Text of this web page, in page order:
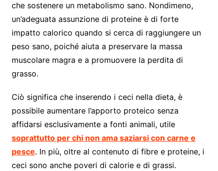
che sostenere un metabolismo sano. Nondimeno,
un’adeguata assunzione di proteine è di forte
impatto calorico quando si cerca di raggiungere un
peso sano, poiché aiuta a preservare la massa
muscolare magra e a promuovere la perdita di
grasso.
Ciò significa che inserendo i ceci nella dieta, è
possibile aumentare l’apporto proteico senza
affidarsi esclusivamente a fonti animali, utile
soprattutto per chi non ama saziarsi con carne e
pesce. In più, oltre al contenuto di fibre e proteine, i
ceci sono anche poveri di calorie e di grassi.